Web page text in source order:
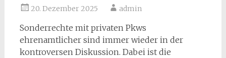
20. Dezember 2025 admin
Sonderrechte mit privaten Pkws
ehrenamtlicher sind immer wieder in der
kontroversen Diskussion. Dabei ist die